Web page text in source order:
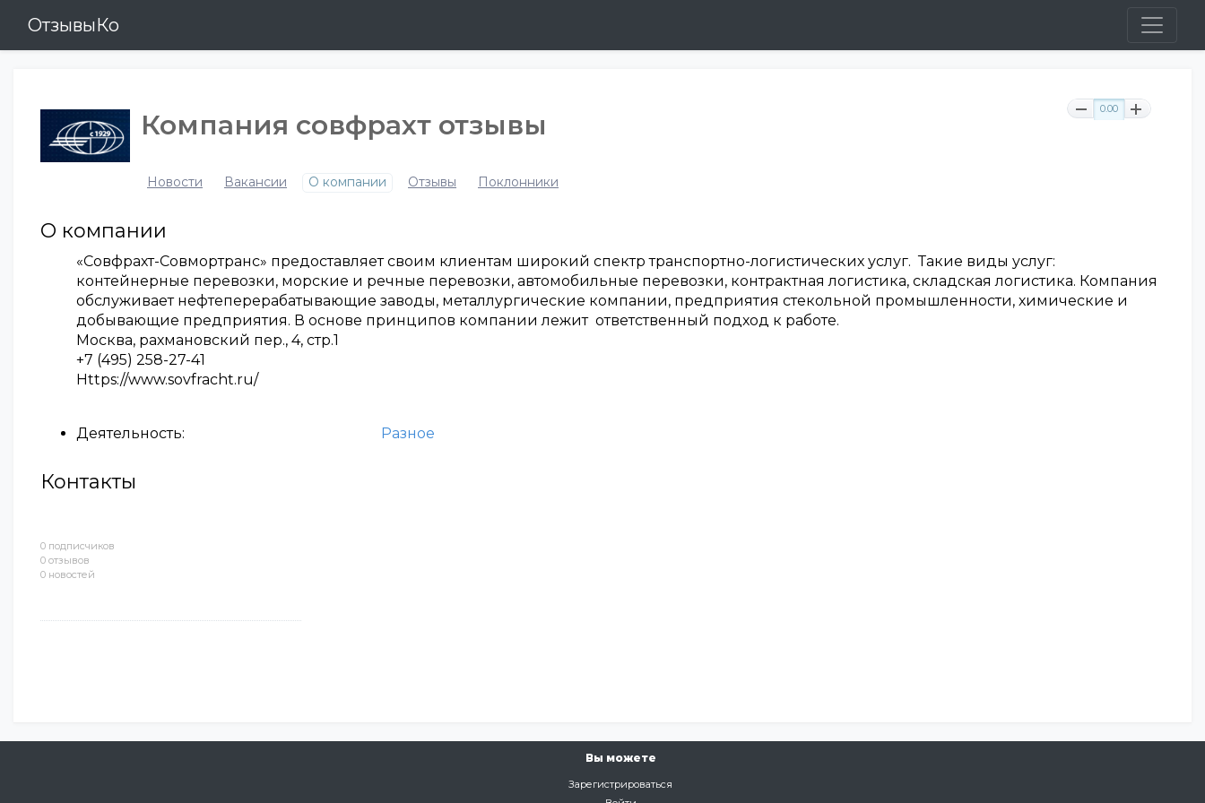
ОтзывыКо
0 подписчиков
0 отзывов
0 новостей
0.00
Компания совфрахт отзывы
Новости Вакансии О компании Отзывы Поклонники
О компании
«Совфрахт-Совмортранс» предоставляет своим клиентам широкий спектр транспортно-логистических услуг. Такие виды услуг:
контейнерные перевозки, морские и речные перевозки, автомобильные перевозки, контрактная логистика, складская логистика. Компания
обслуживает нефтеперерабатывающие заводы, металлургические компании, предприятия стекольной промышленности, химические и
добывающие предприятия. В основе принципов компании лежит ответственный подход к работе.
Москва, рахмановский пер., 4, стр.1
+7 (495) 258-27-41
Https://www.sovfracht.ru/
Деятельность: Разное
Контакты
Вы можете
Зарегистрироваться